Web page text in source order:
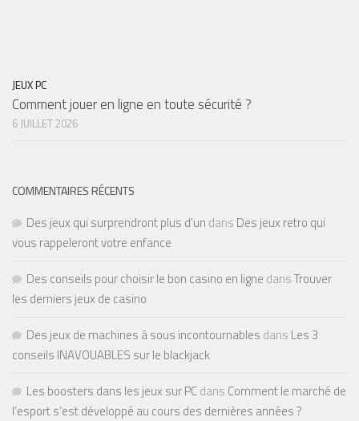
JEUX PC
Comment jouer en ligne en toute sécurité ?
6 JUILLET 2026
COMMENTAIRES RÉCENTS
Des jeux qui surprendront plus d'un dans Des jeux retro qui
vous rappeleront votre enfance
Des conseils pour choisir le bon casino en ligne dansTrouver
les derniers jeux de casino
Des jeux de machines à sous incontournables dans Les 3
conseils INAVOUABLES sur le blackjack
Les boosters dans les jeux sur PCdans Comment le marché de
l’esport s’est développé au cours des dernières années ?